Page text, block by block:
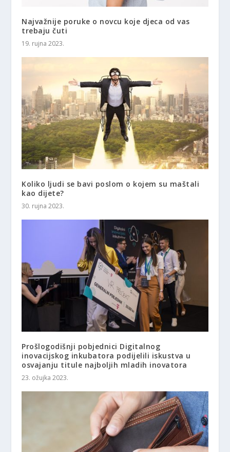
Najvažnije poruke o novcu koje djeca od vas
trebaju čuti
19. rujna 2023.
Koliko ljudi se bavi poslom o kojem su maštali
kao dijete?
30. rujna 2023.
Prošlogodišnji pobjednici Digitalnog
inovacijskog inkubatora podijelili iskustva u
osvajanju titule najboljih mladih inovatora
23. ožujka 2023.